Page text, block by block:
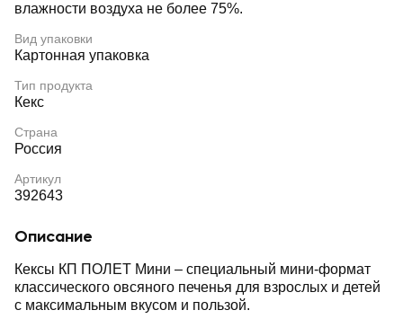
влажности воздуха не более 75%.
Вид упаковки
Картонная упаковка
Тип продукта
Кекс
Страна
Россия
Артикул
392643
Описание
Кексы КП ПОЛЕТ Мини – специальный мини-формат
классического овсяного печенья для взрослых и детей
с максимальным вкусом и пользой.